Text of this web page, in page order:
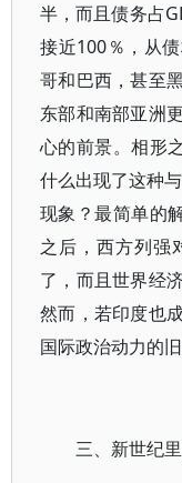
半，而且债务占
接近100％，从
哥和巴西，甚至
东部和南部亚洲
心的前景。相形
什么出现了这种
现象？最简单的
之后，西方列强
了，而且世界经
然而，若印度也
国际政治动力的
三、新世纪